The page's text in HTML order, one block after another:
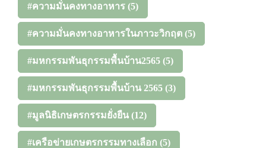
#ความมั่นคงทางอาหาร (5)
#ความมั่นคงทางอาหารในภาวะวิกฤต (5)
#มหกรรมพันธุกรรมพื้นบ้าน2565 (5)
#มหกรรมพันธุกรรมพื้นบ้าน 2565 (3)
#มูลนิธิเกษตรกรรมยั่งยืน (12)
#เครือข่ายเกษตรกรรมทางเลือก (5)